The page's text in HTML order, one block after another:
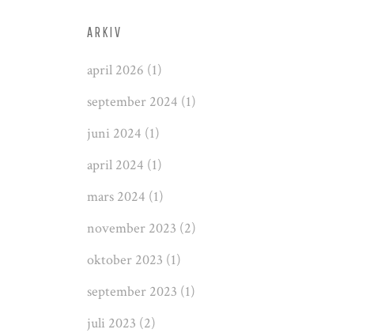
ARKIV
april 2026 (1)
september 2024 (1)
juni 2024 (1)
april 2024 (1)
mars 2024 (1)
november 2023 (2)
oktober 2023 (1)
september 2023 (1)
juli 2023 (2)